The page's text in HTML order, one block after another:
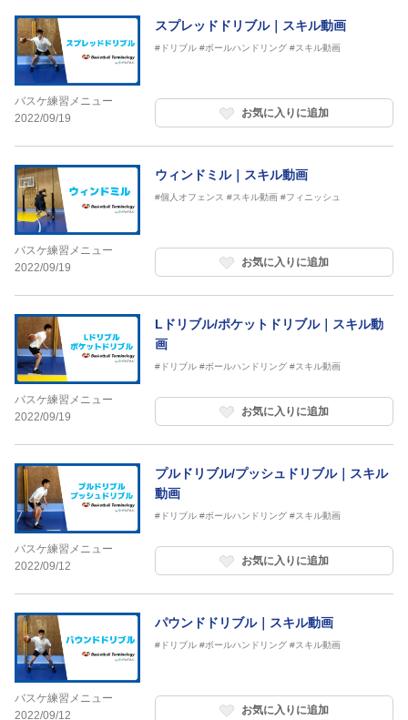
バスケ練習メニュー
2022/09/19
スプレッドドリブル｜スキル動画
#ドリブル #ボールハンドリング #スキル動画
お気に入りに追加
バスケ練習メニュー
2022/09/19
ウィンドミル｜スキル動画
#個人オフェンス #スキル動画 #フィニッシュ
お気に入りに追加
バスケ練習メニュー
2022/09/19
Lドリブル/ポケットドリブル｜スキル動
画
#ドリブル #ボールハンドリング #スキル動画
お気に入りに追加
バスケ練習メニュー
2022/09/12
プルドリブル/プッシュドリブル｜スキル
動画
#ドリブル #ボールハンドリング #スキル動画
お気に入りに追加
バスケ練習メニュー
2022/09/12
パウンドドリブル｜スキル動画
#ドリブル #ボールハンドリング #スキル動画
お気に入りに追加